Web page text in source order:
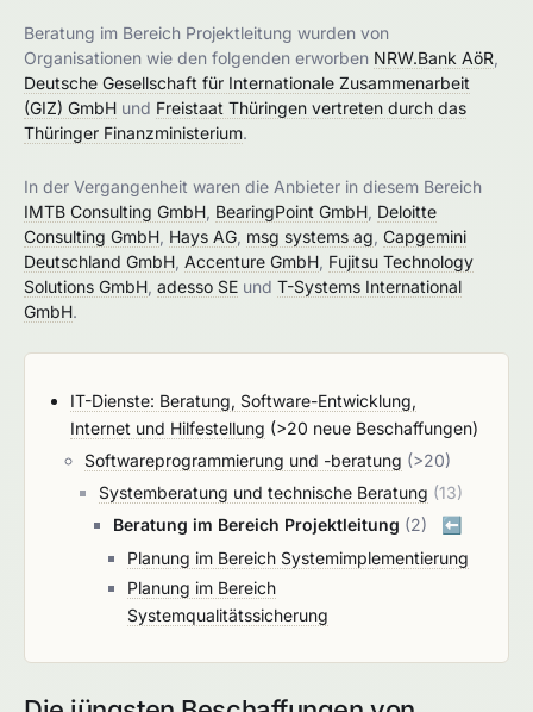
Beratung im Bereich Projektleitung wurden von
Organisationen wie den folgenden erworben NRW.Bank AöR
Deutsche Gesellschaft für Internationale Zusammenarbeit
(GIZ) GmbH und Freistaat Thüringen vertreten durch das
Thüringer Finanzministerium.
In der Vergangenheit waren die Anbieter in diesem Bereich
IMTB Consulting GmbH BearingPoint GmbH Deloitte
Consulting GmbH Hays AG msg systems ag Capgemini
Deutschland GmbH Accenture GmbH Fujitsu Technology
Solutions GmbH adesso SE und T-Systems International
GmbH.
IT-Dienste: Beratung, Software-Entwicklung,
Internet und Hilfestellung (>20 neue Beschaffungen)
Softwareprogrammierung und -beratung (>20)
Systemberatung und technische Beratung (13)
Beratung im Bereich Projektleitung (2) ⬅️
Planung im Bereich Systemimplementierung
Planung im Bereich
Systemqualitätssicherung